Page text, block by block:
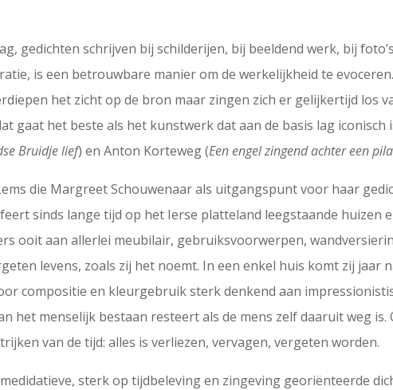
gedichten schrijven bij schilderijen, bij beeldend werk, bij
is een betrouwbare manier om de werkelijkheid te evoceren.
het zicht op de bron maar zingen zich er gelijkertijd los
gaat het beste als het kunstwerk dat aan de basis lag
Bruidje lief) en Anton Korteweg (Een engel zingend achter een
die Margreet Schouwenaar als uitgangspunt voor haar
sinds lange tijd op het Ierse platteland leegstaande huizen
ooit aan allerlei meubilair, gebruiksvoorwerpen,
levens, zoals zij het noemt. In een enkel huis komt zij
compositie en kleurgebruik sterk denkend aan
het menselijk bestaan resteert als de mens zelf daaruit weg is.
van de tijd: alles is verliezen, vervagen, vergeten worden.
sterk op tijdbeleving en zingeving georiënteerde